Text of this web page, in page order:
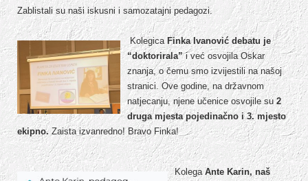
Zablistali su naši iskusni i samozatajni pedagozi.
Kolegica Finka Ivanović debatu je
“doktorirala”i već osvojila Oskar
znanja, o čemu smo izvijestili na našoj
stranici. Ove godine, na državnom
natjecanju, njene učenice osvojile su2
druga mjesta pojedinačno i 3. mjesto
ekipno.Zaista izvanredno! Bravo Finka!
KolegaAnte Karin, naš